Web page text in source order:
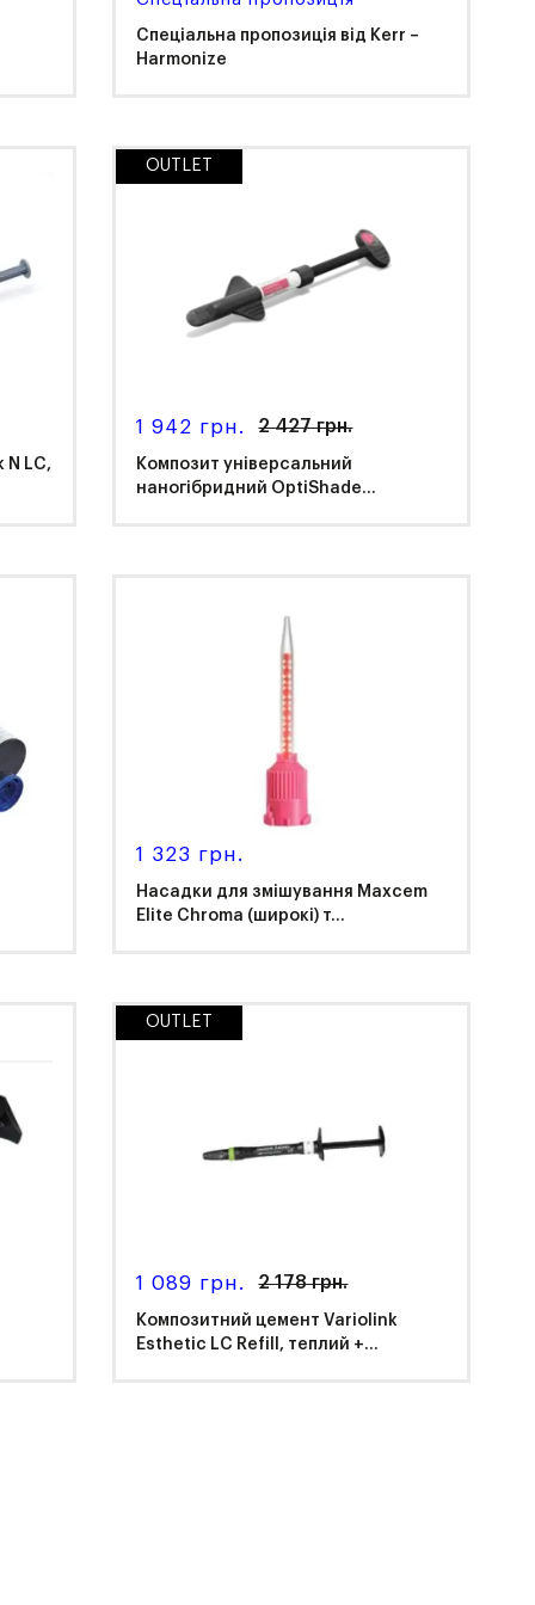
Спеціальна пропозиція від Kerr –
Harmonize
LC,
OUTLET
1 942 грн. 2 427 грн.
Композит універсальний
наногібридний OptiShade...
1 323 грн.
Насадки для змішування Maxcem
Elite Chroma (широкі) т...
Kerr
OUTLET
1 089 грн. 2 178 грн.
Композитний цемент Variolink
Esthetic LC Refill, теплий +...